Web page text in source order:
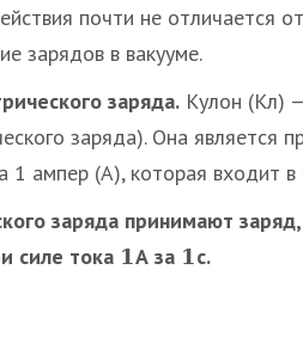
почти не отличается
зарядов в вакууме.
заряда. Кулон (Кл)
заряда). Она является
1 ампер (А), которая входит
заряда принимают
силе тока 1А за 1 с.